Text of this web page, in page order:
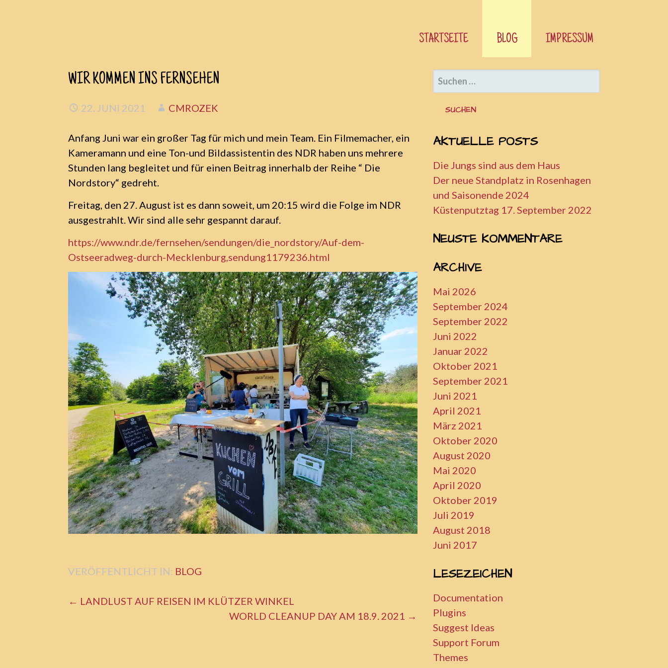
STARTSEITE BLOG IMPRESSUM
WIR KOMMEN INS FERNSEHEN
22. JUNI 2021 CMROZEK
Anfang Juni war ein großer Tag für mich und mein Team. Ein Filmemacher, ein
Kameramann und eine Ton-und Bildassistentin des NDR haben uns mehrere
Stunden lang begleitet und für einen Beitrag innerhalb der Reihe “ Die
Nordstory“ gedreht.
Freitag, den 27. August ist es dann soweit, um 20:15 wird die Folge im NDR
ausgestrahlt. Wir sind alle sehr gespannt darauf.
https://www.ndr.de/fernsehen/sendungen/die_nordstory/Auf-dem-
Ostseeradweg-durch-Mecklenburg,sendung1179236.html
VERÖFFENTLICHT IN: BLOG
BEITRAGSNAVIGATION
← LANDLUST AUF REISEN IM KLÜTZER WINKEL
WORLD CLEANUP DAY AM 18.9. 2021 →
SUCHEN
NACH:
AKTUELLE POSTS
Die Jungs sind aus dem Haus
Der neue Standplatz in Rosenhagen
und Saisonende 2024
Küstenputztag 17. September 2022
NEUSTE KOMMENTARE
ARCHIVE
Mai 2026
September 2024
September 2022
Juni 2022
Januar 2022
Oktober 2021
September 2021
Juni 2021
April 2021
März 2021
Oktober 2020
August 2020
Mai 2020
April 2020
Oktober 2019
Juli 2019
August 2018
Juni 2017
LESEZEICHEN
Documentation
Plugins
Suggest Ideas
Support Forum
Themes